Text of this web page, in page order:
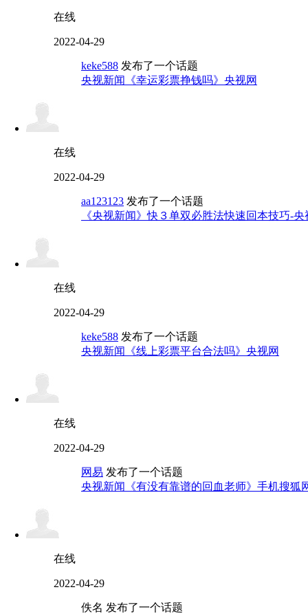
在线
2022-04-29
keke588 发布了一个话题
央视新闻《幸运彩票挣钱吗》央视网
在线
2022-04-29
aa123123 发布了一个话题
《央视新闻》快３单双必胜法快速回本技巧-央
在线
2022-04-29
keke588 发布了一个话题
央视新闻《线上彩票平台合法吗》央视网
在线
2022-04-29
网易 发布了一个话题
央视新闻《有没有靠谱的回血老师》手机搜狐
在线
2022-04-29
佚名 发布了一个话题